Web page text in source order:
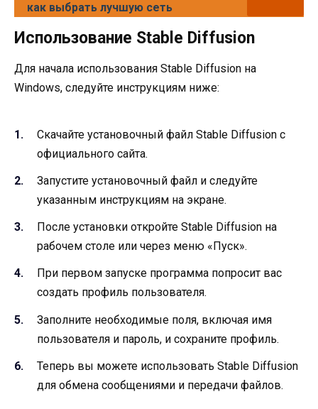
как выбрать лучшую сеть
Использование Stable Diffusion
Для начала использования Stable Diffusion на
Windows, следуйте инструкциям ниже:
Скачайте установочный файл Stable Diffusion с
официального сайта.
Запустите установочный файл и следуйте
указанным инструкциям на экране.
После установки откройте Stable Diffusion на
рабочем столе или через меню «Пуск».
При первом запуске программа попросит вас
создать профиль пользователя.
Заполните необходимые поля, включая имя
пользователя и пароль, и сохраните профиль.
Теперь вы можете использовать Stable Diffusion
для обмена сообщениями и передачи файлов.